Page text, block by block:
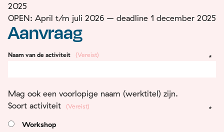
2025
OPEN: April t/m juli 2026 – deadline 1 december 2025
Aanvraag
Naam van de activiteit (Vereist)
Mag ook een voorlopige naam (werktitel) zijn.
Soort activiteit
(Vereist)
Workshop